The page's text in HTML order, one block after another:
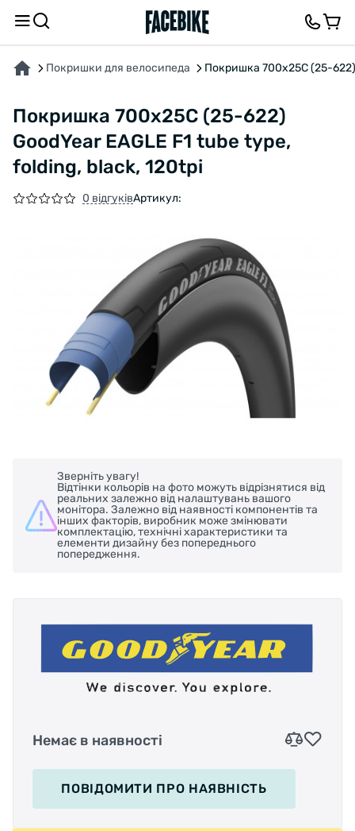
Покришки для велосипеда Покришка 700x25C (25-622)
Покришка 700x25C (25-622)
GoodYear EAGLE F1 tube type,
folding, black, 120tpi
0 відгуківАртикул:
Зверніть увагу!
Відтінки кольорів на фото можуть відрізнятися від
реальних залежно від налаштувань вашого
монітора. Залежно від наявності компонентів та
інших факторів, виробник може змінювати
комплектацію, технічні характеристики та
елементи дизайну без попереднього
попередження.
Немає в наявності
ПОВІДОМИТИ ПРО НАЯВНІСТЬ
ПРО ТОВАР ХАРАКТЕРИСТИКИВІДГУКИ ТА ЗАПИТАННЯ